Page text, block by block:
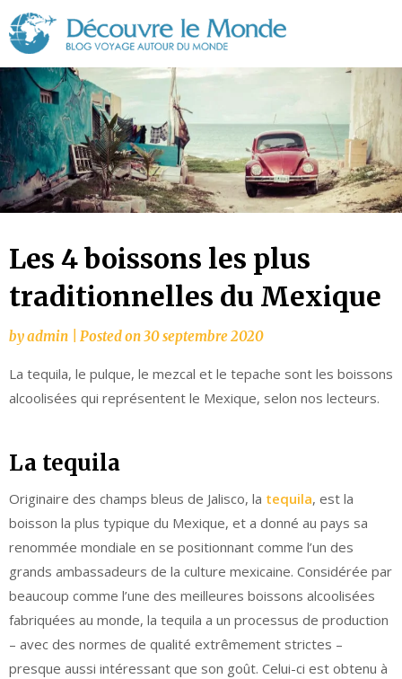
Monde
Les 4 boissons les plus
traditionnelles du Mexique
byadmin Posted on 30 septembre 2020
La tequila, le pulque, le mezcal et le tepache sont les boissons
alcoolisées qui représentent le Mexique, selon nos lecteurs.
La tequila
Originaire des champs bleus de Jalisco, la tequila, est la
boisson la plus typique du Mexique, et a donné au pays sa
renommée mondiale en se positionnant comme l’un des
grands ambassadeurs de la culture mexicaine. Considérée par
beaucoup comme l’une des meilleures boissons alcoolisées
fabriquées au monde, la tequila a un processus de production
– avec des normes de qualité extrêmement strictes –
presque aussi intéressant que son goût. Celui-ci est obtenu à